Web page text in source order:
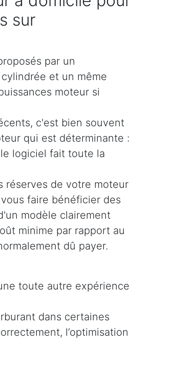
sur
par un
et un même
moteur si
c'est bien souvent
qui est déterminante :
logiciel fait toute la
réserves de votre moteur
faire bénéficier des
modèle clairement
minime par rapport au
dû payer.
toute autre expérience
dans certaines
l’optimisation